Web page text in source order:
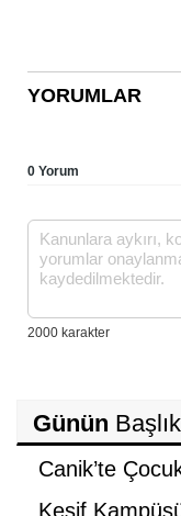
YORUMLAR
0 Yorum
Günün
Canik’te
Keşif